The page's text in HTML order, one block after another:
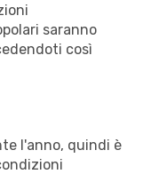
saranno
così
l'anno, quindi è